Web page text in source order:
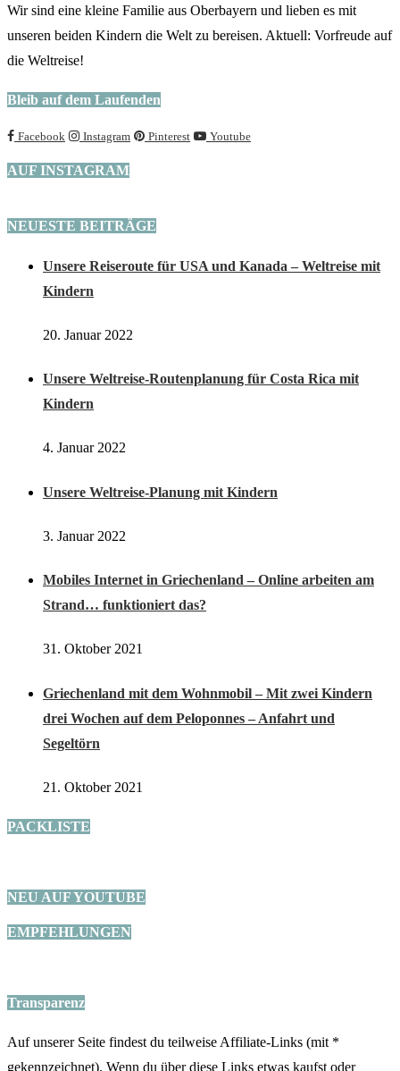
Wir sind eine kleine Familie aus Oberbayern und lieben es mit
unseren beiden Kindern die Welt zu bereisen. Aktuell: Vorfreude auf
die Weltreise!
Bleib auf dem Laufenden
Facebook Instagram Pinterest Youtube
AUF INSTAGRAM
NEUESTE BEITRÄGE
Unsere Reiseroute für USA und Kanada – Weltreise mit
Kindern
20. Januar 2022
Unsere Weltreise-Routenplanung für Costa Rica mit
Kindern
4. Januar 2022
Unsere Weltreise-Planung mit Kindern
3. Januar 2022
Mobiles Internet in Griechenland – Online arbeiten am
Strand… funktioniert das?
31. Oktober 2021
Griechenland mit dem Wohnmobil – Mit zwei Kindern
drei Wochen auf dem Peloponnes – Anfahrt und
Segeltörn
21. Oktober 2021
PACKLISTE
NEU AUF YOUTUBE
EMPFEHLUNGEN
Transparenz
Auf unserer Seite findest du teilweise Affiliate-Links (mit *
gekennzeichnet). Wenn du über diese Links etwas kaufst oder